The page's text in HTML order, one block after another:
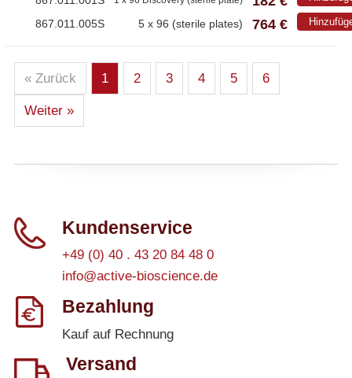
867.011.005S 5 x 96 (sterile plates) 764 €
« Zurück 1 2 3 4 5 6
Weiter »
Kundenservice
+49 (0) 40 . 43 20 84 48 0
info@active-bioscience.de
Bezahlung
Kauf auf Rechnung
Versand